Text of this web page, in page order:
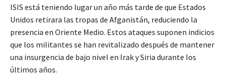
ISIS está teniendo lugar un año más tarde de que Estados
Unidos retirara las tropas de Afganistán, reduciendo la
presencia en Oriente Medio. Estos ataques suponen indicios
que los militantes se han revitalizado después de mantener
una insurgencia de bajo nivel en Irak y Siria durante los
últimos años.